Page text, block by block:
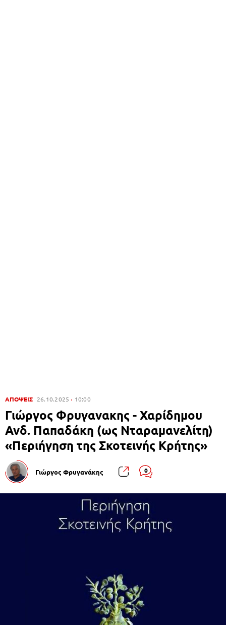
ΑΠΟΨΕΙΣ 26.10.2025 10:00
Γιώργος Φρυγανακης - Χαρίδημου
Ανδ. Παπαδάκη (ως Νταραμανελίτη)
«Περιήγηση της Σκοτεινής Κρήτης»
Γιώργος Φρυγανάκης 0